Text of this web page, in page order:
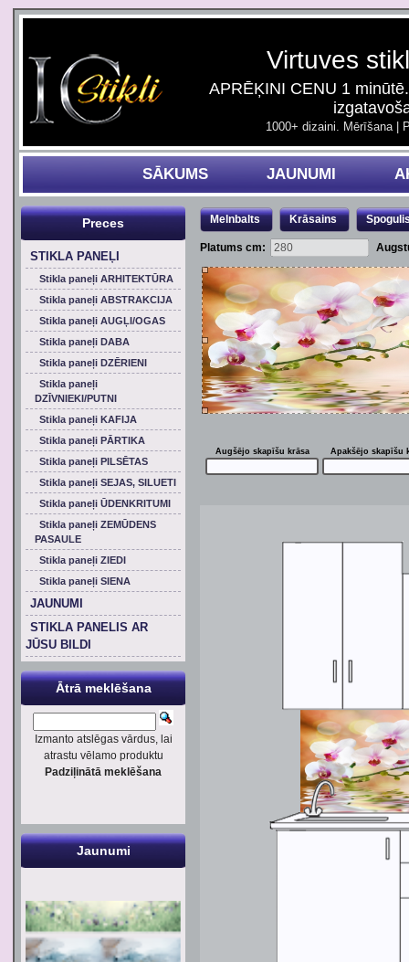
Virtuves
APRĒĶINI CENU 1
1000+ dizaini. Mērīšana |
SĀKUMS JAUNUMI
Melnbalts Krāsains
Platums cm:
Augšējo skapīšu krāsa Apakšējo skapīšu
Preces
STIKLA PANEĻI
Stikla paneļi ARHITEKTŪRA
Stikla paneļi ABSTRAKCIJA
Stikla paneļi AUGĻI/OGAS
Stikla paneļi DABA
Stikla paneļi DZĒRIENI
Stikla paneļi
DZĪVNIEKI/PUTNI
Stikla paneļi KAFIJA
Stikla paneļi PĀRTIKA
Stikla paneļi PILSĒTAS
Stikla paneļi SEJAS, SILUETI
Stikla paneļi ŪDENKRITUMI
Stikla paneļi ZEMŪDENS
PASAULE
Stikla paneļi ZIEDI
Stikla paneļi SIENA
JAUNUMI
STIKLA PANELIS AR
JŪSU BILDI
Ātrā meklēšana
Izmanto atslēgas vārdus, lai
atrastu vēlamo produktu
Padziļinātā meklēšana
Jaunumi